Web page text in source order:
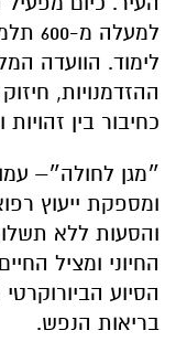
לימוד. הוועדה
ההזדמנויות,
כחיבור בין
ומספקת ייעוץ
והסעות ללא
החיוני ומציל
הסיוע הביורוקרטי
בריאות הנפש.